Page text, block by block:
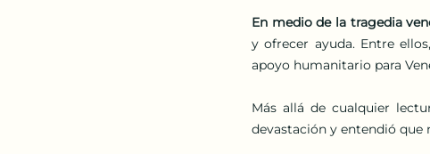
En medio de la tragedia
y ofrecer ayuda. Entre
apoyo humanitario para
Más allá de cualquier
devastación y entendió que